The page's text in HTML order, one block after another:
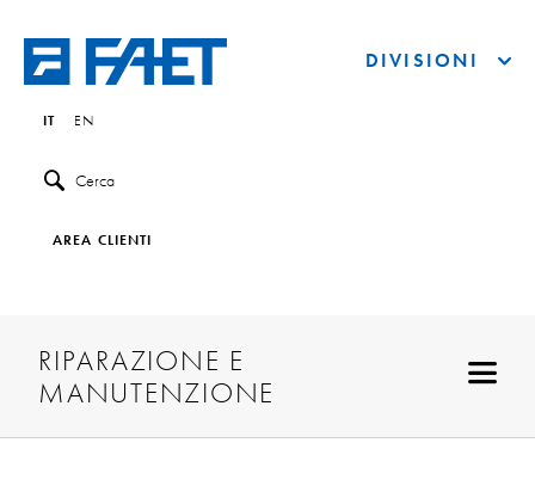
IT EN
Cerca
AREA CLIENTI
DIVISIONI
RIPARAZIONE E
MANUTENZIONE